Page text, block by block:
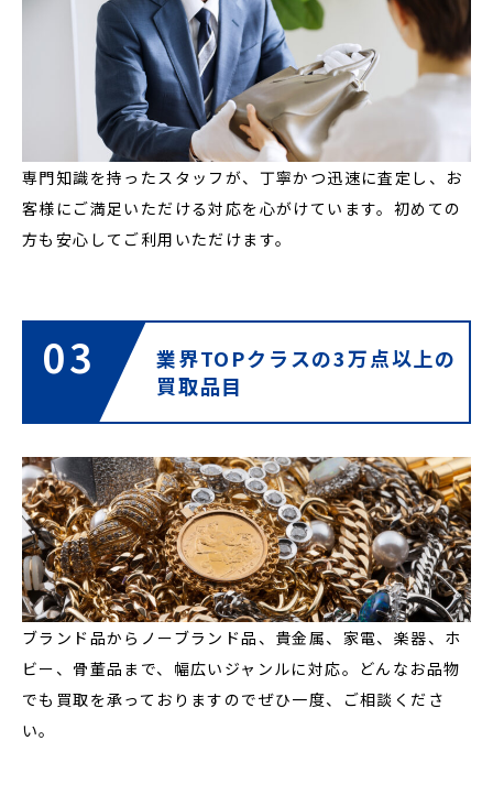
専門知識を持ったスタッフが、丁寧かつ迅速に査定し、お
客様にご満足いただける対応を心がけています。初めての
方も安心してご利用いただけます。
03 業界TOPクラスの3万点以上の
買取品目
ブランド品からノーブランド品、貴金属、家電、楽器、ホ
ビー、骨董品まで、幅広いジャンルに対応。どんなお品物
でも買取を承っておりますのでぜひ一度、ご相談くださ
い。